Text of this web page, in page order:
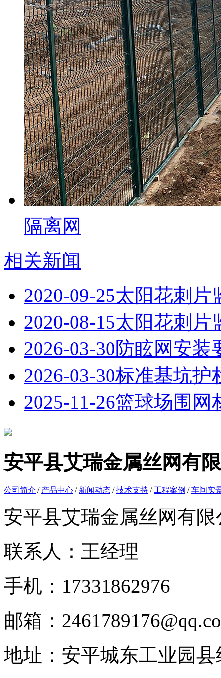
隔离网
相关新闻
2020-09-25太阳花刺片
2020-08-15太阳花刺片
2026-03-30防眩网安装
2026-03-30标准基坑护
2025-11-26篮球场围网
安平县艾瑞金属丝网有
公司简介 / 产品中心 / 新闻动态 /技术支持 / 工程案例 /车间实
安平县艾瑞金属丝网有限
联系人：王经理
手机：17331862976
邮箱：
地址：安平城东工业园县